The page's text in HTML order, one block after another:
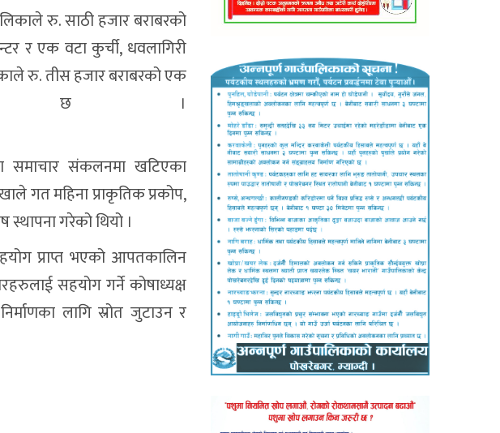
रु. साठी हजार बराबरको
र एक वटा कुर्ची, धवलागिरी
रु. तीस हजार बराबरको एक
छ ।
समाचार संकलनमा खटिएका
गत महिना प्राकृतिक प्रकोप,
गरेको थियो ।
प्राप्त भएको आपतकालिन
सहयोग गर्ने कोषाध्यक्ष
लागि स्रोत जुटाउन र